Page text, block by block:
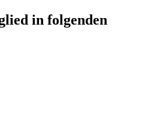
in folgenden